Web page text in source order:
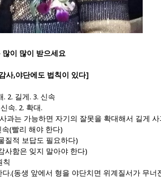
이 많이 받으세요
사,야단에도 법칙이 있다]
. 2. 길게. 3. 신속
속. 2. 확대.
하면 자기의 잘못을 확대해서 길게 사
(빨리 해야 한다)
보답도 필요하다)
잊지 말아야 한다)
칙
앞에서 형을 야단치면 위계질서가 무너